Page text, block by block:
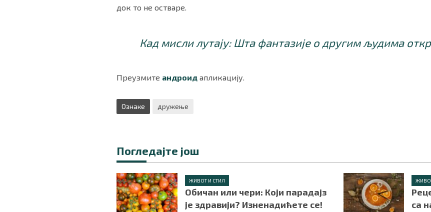
док то не остваре.
Кад мисли лутају: Шта фантазије о другим људима
Преузмите андроид апликацију.
Ознаке дружење
Погледајте још
ЖИВОТ И СТИЛ
Обичан или чери: Који парадајз
је здравији? Изненадићете се!
са